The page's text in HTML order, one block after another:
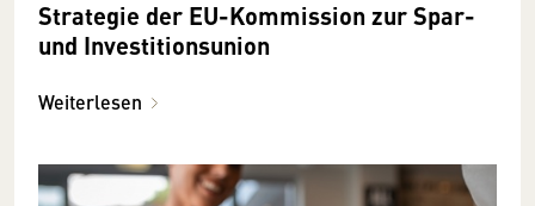
Strategie der EU-Kommission zur Spar-
und Investitionsunion
Weiterlesen